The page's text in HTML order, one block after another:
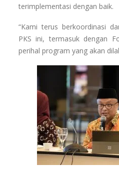
terimplementasi dengan baik.
“Kami terus berkoordinasi
PKS ini, termasuk dengan
perihal program yang akan